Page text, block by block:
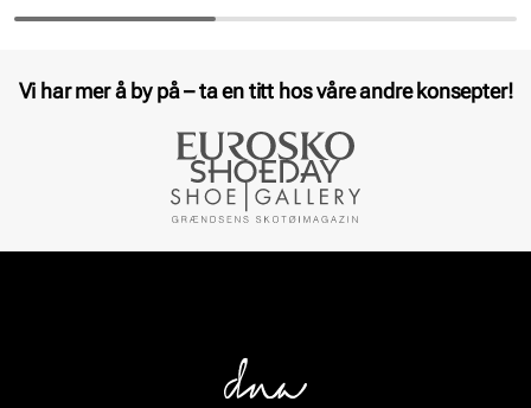
Vi har mer å by på – ta en titt hos våre andre konsepter!